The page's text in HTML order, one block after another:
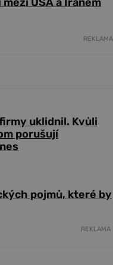
REKLAMA
uklidnil. Kvůli
porušují
pojmů, které by
REKLAMA